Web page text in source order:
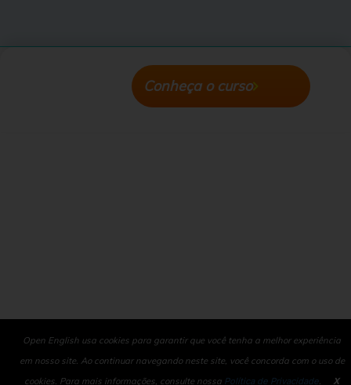
Conheça o curso
Open English usa cookies para garantir que você tenha a melhor experiência
em nosso site. Ao continuar navegando neste site, você concorda com o uso de
cookies. Para mais informações, consulte nossa Política de Privacidade. X